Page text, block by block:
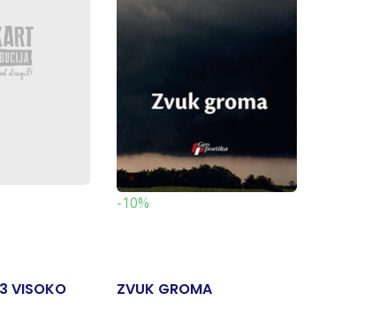
VISOKO
-10%
ZVUK GROMA